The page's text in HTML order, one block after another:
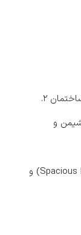
و
ویژگی خاص: دارای بالکن بزرگ (Spacious Balcony) و